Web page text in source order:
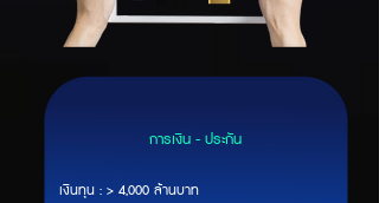
เงินทุน : > 4,000 ล้านบาท
การเงิน - ประกัน